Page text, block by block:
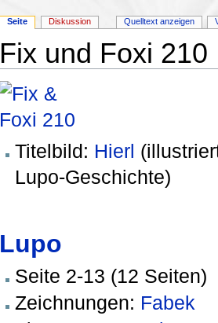
Fix und Foxi 210
Titelbild: Hierl
Lupo-Geschichte)
Lupo
Seite 2-13 (12 Seiten)
Zeichnungen: Fabek
Seite Diskussion Quelltext anzeigen